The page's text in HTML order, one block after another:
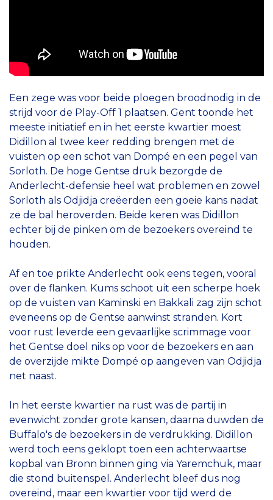
Een zege was voor beide ploegen broodnodig in de
strijd voor de Play-Off 1 plaatsen. Gent toonde het
meeste initiatief en in het eerste kwartier moest
Didillon al twee keer redding brengen met de
vuisten op een schot van Dompé en een pegel van
Sorloth. De hoge Gentse druk bezorgde de
Anderlecht-defensie heel wat problemen en zowel
Sorloth als Odjidja creëerden een goeie kans nadat
ze de bal heroverden. Beide keren was Didillon
echter bij de pinken om de bezoekers overeind te
houden.
Af en toe prikte Anderlecht ook eens tegen, vooral
over de flanken. Kums schoot uit een scherpe hoek
op de vuisten van Kaminski en Bakkali zag zijn schot
eveneens op de Gentse aanwinst stranden. Kort
voor rust leverde een gevaarlijke scrimmage voor
het Gentse doel niks op voor de bezoekers en aan
de overzijde mikte Dompé op aangeven van Odjidja
net naast.
In het eerste kwartier na rust was de partij in
evenwicht zonder grote kansen, daarna duwden de
Buffalo's de bezoekers in de verdrukking. Didillon
werd toch eens geklopt toen een achterwaartse
kopbal van Bronn binnen ging via Yaremchuk, maar
die stond buitenspel. Anderlecht bleef dus nog
overeind, maar een kwartier voor tijd werd de